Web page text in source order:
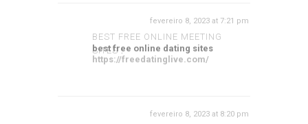
BEST FREE ONLINE MEETING
SITES:
fevereiro 8, 2023 at 7:21 pm
best free online dating sites
https://freedatinglive.com/
fevereiro 8, 2023 at 8:20 pm